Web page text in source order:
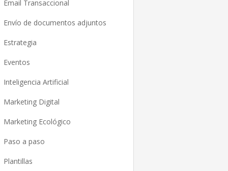
Email Transaccional
Envío de documentos adjuntos
Estrategia
Eventos
Inteligencia Artificial
Marketing Digital
Marketing Ecológico
Paso a paso
Plantillas